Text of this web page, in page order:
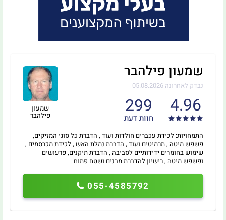
שמעון
פילהבר
שמעון פילהבר
נבדק לאחרונה 05.08.2026
4.96
299
חוות דעת
055-4585792
התמחויות: לכידת עכברים חולדות ועוד , הדברת כל סוגי המזיקים,
פשפש מיטה , תרמיטים ועוד , הדברת נמלת האש , לכידת מכרסמים ,
שימוש בחומרים ידידותיים לסביבה , הדברת תיקנים, פרעושים
ופשפש מיטה , רישיון להדברת מבנים ושטח פתוח